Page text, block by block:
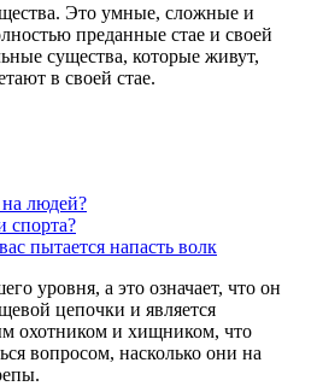
Это умные, сложные и
преданные стае и своей
существа, которые живут,
в своей стае.
людей?
спорта?
пытается напасть волк
уровня, а это означает, что он
цепочки и является
охотником и хищником, что
вопросом, насколько они на